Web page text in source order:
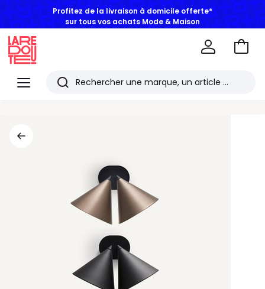
Profitez de la livraison à domicile offerte*
sur tous vos achats Mode & Maison
Menu
Redoute
Rechercher
consultés
Aller